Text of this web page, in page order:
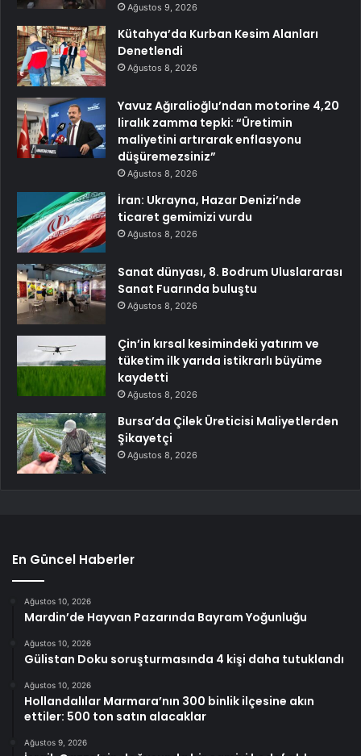
Ağustos 9, 2026
Kütahya’da Kurban Kesim Alanları
Denetlendi
Ağustos 8, 2026
Yavuz Ağıralioğlu’ndan motorine 4,20
liralık zamma tepki: “Üretimin
maliyetini artırarak enflasyonu
düşüremezsiniz”
Ağustos 8, 2026
İran: Ukrayna, Hazar Denizi’nde
ticaret gemimizi vurdu
Ağustos 8, 2026
Sanat dünyası, 8. Bodrum Uluslararası
Sanat Fuarında buluştu
Ağustos 8, 2026
Çin’in kırsal kesimindeki yatırım ve
tüketim ilk yarıda istikrarlı büyüme
kaydetti
Ağustos 8, 2026
Bursa’da Çilek Üreticisi Maliyetlerden
Şikayetçi
Ağustos 8, 2026
En Güncel Haberler
Ağustos 10, 2026
Mardin’de Hayvan Pazarında Bayram Yoğunluğu
Ağustos 10, 2026
Gülistan Doku soruşturmasında 4 kişi daha tutuklandı
Ağustos 10, 2026
Hollandalılar Marmara’nın 300 binlik ilçesine akın
ettiler: 500 ton satın alacaklar
Ağustos 9, 2026